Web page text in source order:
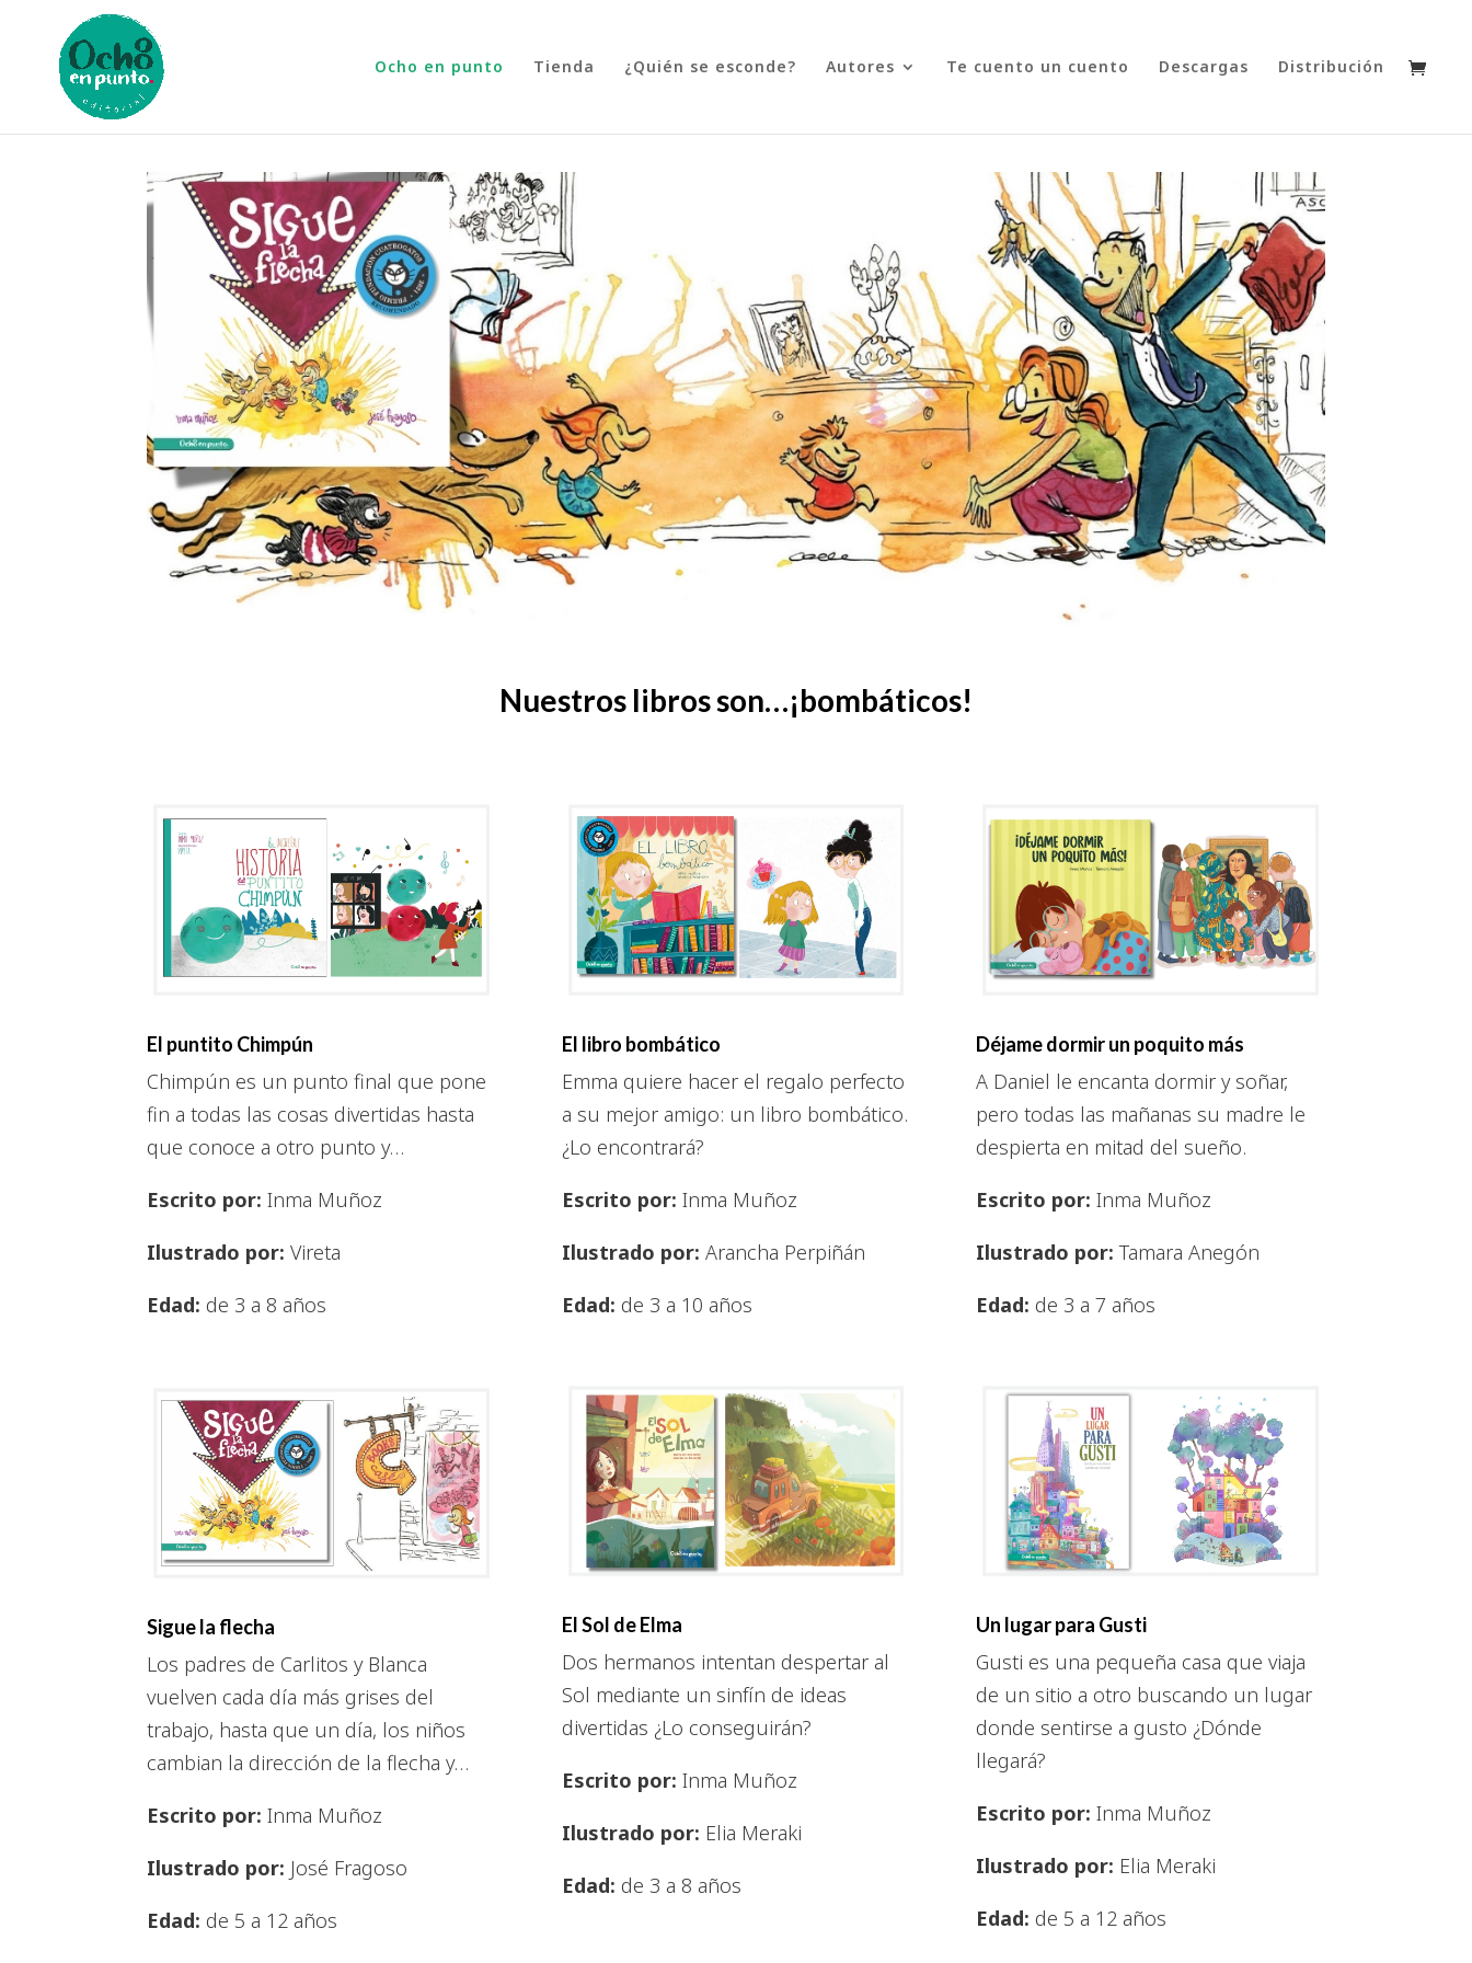
Ocho en punto Tienda ¿Quién se esconde? Autores Te cuento un cuento Descargas Distribución
Nuestros libros son…¡bombáticos!
El puntito Chimpún
Chimpún es un punto final que pone
fin a todas las cosas divertidas hasta
que conoce a otro punto y…
Escrito por:Inma Muñoz
Ilustrado por:Vireta
Edad: de 3 a 8 años
El libro bombático
Emma quiere hacer el regalo perfecto
a su mejor amigo: un libro bombático.
¿Lo encontrará?
Escrito por: Inma Muñoz
Ilustrado por: Arancha Perpiñán
Edad: de 3 a 10 años
Déjame dormir un poquito más
A Daniel le encanta dormir y soñar,
pero todas las mañanas su madre le
despierta en mitad del sueño.
Escrito por: Inma Muñoz
Ilustrado por:Tamara Anegón
Edad: de 3 a 7 años
Sigue la flecha
Los padres de Carlitos y Blanca
vuelven cada día más grises del
trabajo, hasta que un día, los niños
cambian la dirección de la flecha y…
Escrito por:Inma Muñoz
Ilustrado por: José Fragoso
Edad: de 5 a 12 años
El Sol de Elma
Dos hermanos intentan despertar al
Sol mediante un sinfín de ideas
divertidas ¿Lo conseguirán?
Escrito por: Inma Muñoz
Ilustrado por: Elia Meraki
Edad: de 3 a 8 años
Un lugar para Gusti
Gusti es una pequeña casa que viaja
de un sitio a otro buscando un lugar
donde sentirse a gusto ¿Dónde
llegará?
Escrito por: Inma Muñoz
Ilustrado por: Elia Meraki
Edad: de 5 a 12 años